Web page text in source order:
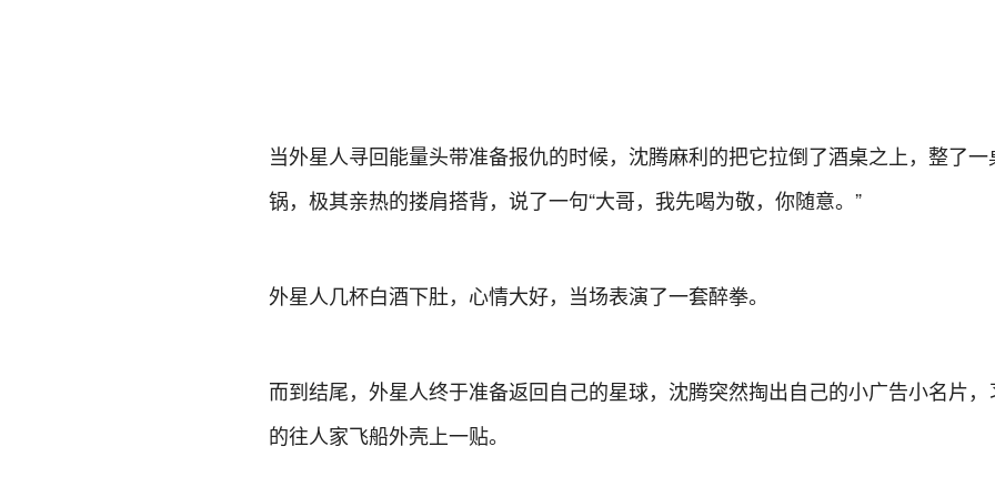
当外星人寻回能量头带准备报仇的时候，沈腾麻利的把它拉倒了酒桌之上，整了一
锅，极其亲热的搂肩搭背，说了一句“大哥，我先喝为敬，你随意。”
外星人几杯白酒下肚，心情大好，当场表演了一套醉拳。
而到结尾，外星人终于准备返回自己的星球，沈腾突然掏出自己的小广告小名片，
的往人家飞船外壳上一贴。